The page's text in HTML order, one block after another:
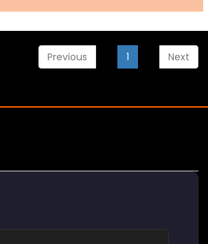
Previous 1 Next